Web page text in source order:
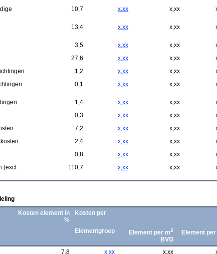
10,7 x,xx x,xx
13,4 x,xx x,xx
3,5 x,xx x,xx
27,6 x,xx x,xx
1,2 x,xx x,xx
0,1 x,xx x,xx
1,4 x,xx x,xx
0,3 x,xx x,xx
7,2 x,xx x,xx
2,4 x,xx x,xx
0,8 x,xx x,xx
(excl.
110,7 x,xx x,xx
Kosten element in
%
Kosten per
Elementgroep Element per m2
BVO
Element
7,8 x,xx x,xx